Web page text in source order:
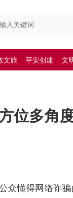
文旅 平安创建 文
位多角
众懂得网络诈